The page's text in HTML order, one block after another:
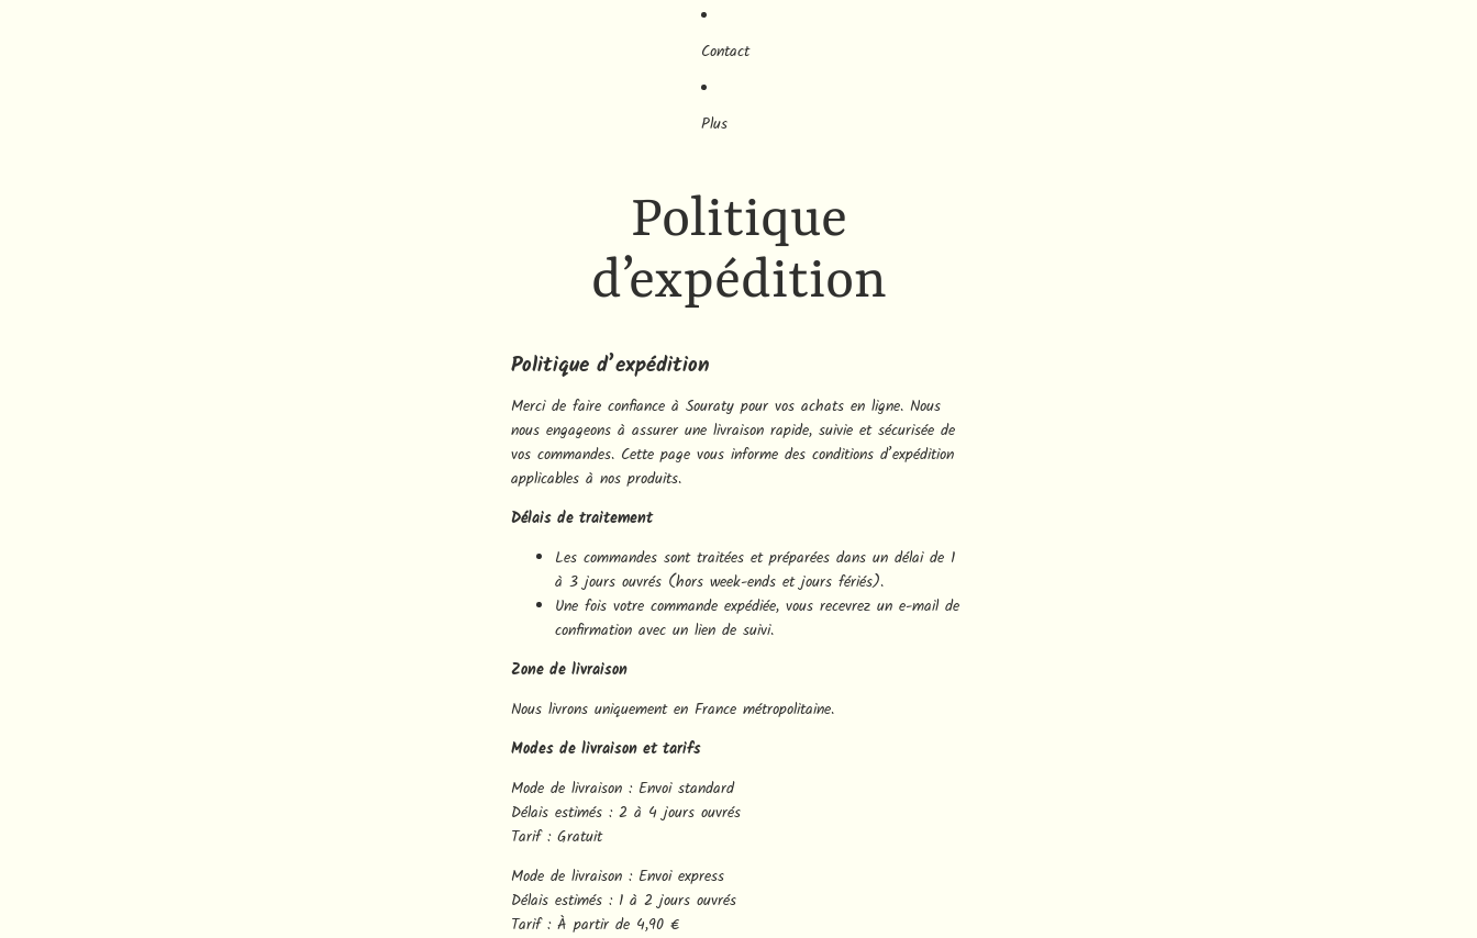
Contact
Plus
Politique
d’expédition
Politique d’expédition
Merci de faire confiance à Souraty pour vos achats en ligne. Nous
nous engageons à assurer une livraison rapide, suivie et sécurisée de
vos commandes. Cette page vous informe des conditions d’expédition
applicables à nos produits.
Délais de traitement
Les commandes sont traitées et préparées dans un délai de 1
à 3 jours ouvrés (hors week-ends et jours fériés).
Une fois votre commande expédiée, vous recevrez un e-mail de
confirmation avec un lien de suivi.
Zone de livraison
Nous livrons uniquement en France métropolitaine.
Modes de livraison et tarifs
Mode de livraison : Envoi standard
Délais estimés : 2 à 4 jours ouvrés
Tarif : Gratuit
Mode de livraison : Envoi express
Délais estimés : 1 à 2 jours ouvrés
Tarif : À partir de 4,90 €